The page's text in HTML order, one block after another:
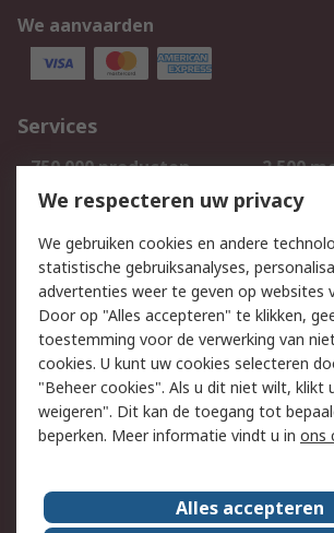
We aanvaarden
Services
750.000 producten
2.500
Bestellen
Track & Trace
Wettelijk
Cookiebeleid
Email
Privacybeleid
Algemene
verkoopvoorwaarden
Over RS
We respecteren uw privacy
We gebruiken cookies en andere
statistische gebruiksanalyses,
advertenties weer te geven op websites
Door op "Alles accepteren" te klikken,
toestemming voor de verwerking van
cookies. U kunt uw cookies selecteren
"Beheer cookies". Als u dit niet wilt, klikt
weigeren". Dit kan de toegang tot
beperken. Meer informatie vindt u in ons
Alles accepteren